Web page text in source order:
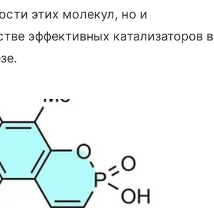
этих молекул, но и
эффективных катализаторов в